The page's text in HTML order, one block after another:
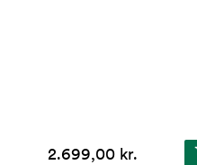
2.699,00 kr.